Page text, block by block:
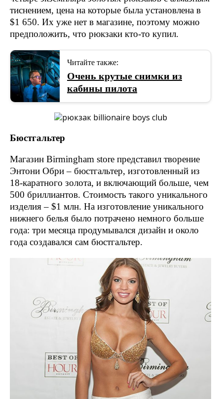
тиснением, цена на которые была установлена в
$1 650. Их уже нет в магазине, поэтому можно
предположить, что рюкзаки кто-то купил.
Читайте также:
Очень крутые снимки из
кабины пилота
Бюстгальтер
Магазин Birmingham store представил творение
Энтони Обри – бюстгальтер, изготовленный из
18-каратного золота, и включающий больше, чем
500 бриллиантов. Стоимость такого уникального
изделия – $1 млн. На изготовление уникального
нижнего белья было потрачено немного больше
года: три месяца продумывался дизайн и около
года создавался сам бюстгальтер.